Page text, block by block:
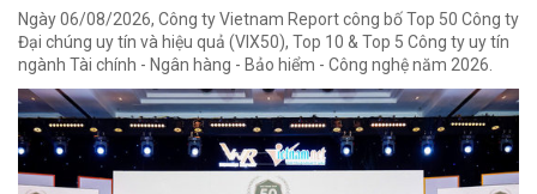
Ngày 06/08/2026, Công ty Vietnam Report công bố Top 50 Công ty
Đại chúng uy tín và hiệu quả (VIX50), Top 10 & Top 5 Công ty uy tín
ngành Tài chính - Ngân hàng - Bảo hiểm - Công nghệ năm 2026.